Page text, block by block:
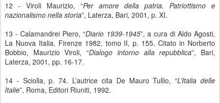
12 - Viroli Maurizio, “Per amore della patria. Patriottismo e
nazionalismo nella storia”, Laterza, Bari, 2001, p. XI.
13 - Calamandrei Piero, “Diario 1939-1945”, a cura di Aldo Agosti,
La Nuova Italia, Firenze 1982, tomo II, p. 155. Citato in Norberto
Bobbio, Maurizio Viroli, “Dialogo intorno alla repubblica”, Bari,
Laterza, 2001, pp. 16-17.
14 - Sciolla, p. 74. L’autrice cita De Mauro Tullio, “L’Italia delle
Italie”, Roma, Editori Riuniti, 1992.